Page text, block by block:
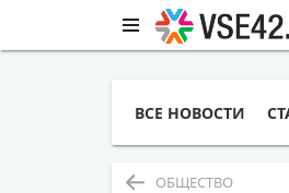
ВСЕ НОВОСТИ
ОБЩЕСТВО